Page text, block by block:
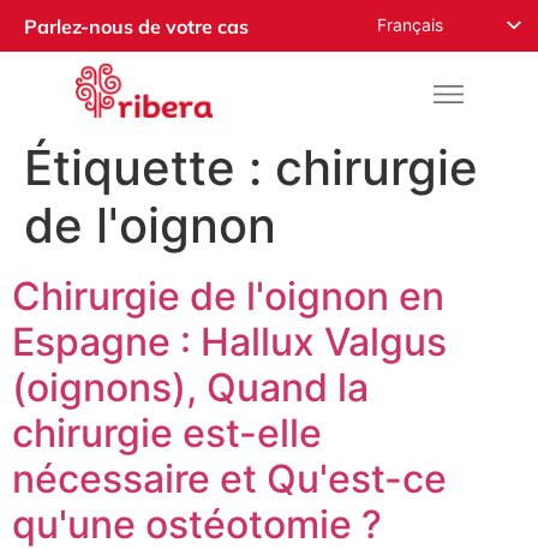
Parlez-nous de votre cas Français
Español
Русский
Română
Norsk
العربية
Étiquette : chirurgie
de l'oignon
Chirurgie de l'oignon en
Espagne : Hallux Valgus
(oignons), Quand la
chirurgie est-elle
nécessaire et Qu'est-ce
qu'une ostéotomie ?